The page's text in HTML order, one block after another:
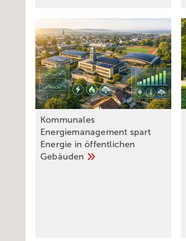
Kommunales
Energiemanagement spart
Energie in öffentlichen
Gebäuden